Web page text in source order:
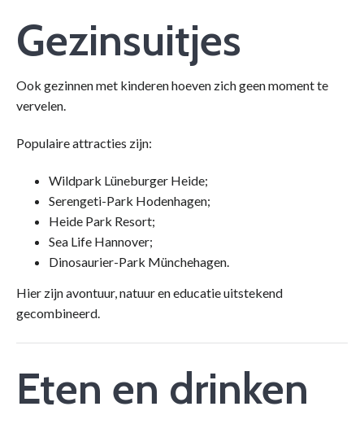
Gezinsuitjes
Ook gezinnen met kinderen hoeven zich geen moment te
vervelen.
Populaire attracties zijn:
Wildpark Lüneburger Heide;
Serengeti-Park Hodenhagen;
Heide Park Resort;
Sea Life Hannover;
Dinosaurier-Park Münchehagen.
Hier zijn avontuur, natuur en educatie uitstekend
gecombineerd.
Eten en drinken